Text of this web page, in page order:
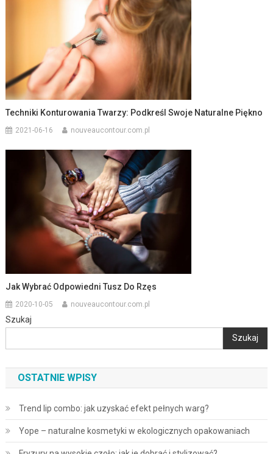
Techniki Konturowania Twarzy: Podkreśl Swoje Naturalne Piękno
2021-06-16 nouveaucontour.com.pl
Jak Wybrać Odpowiedni Tusz Do Rzęs
2020-10-05 nouveaucontour.com.pl
Szukaj
Szukaj
OSTATNIE WPISY
Trend lip combo: jak uzyskać efekt pełnych warg?
Yope – naturalne kosmetyki w ekologicznych opakowaniach